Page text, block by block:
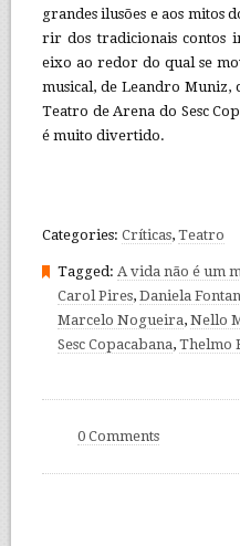
grandes ilusões e aos mitos
rir dos tradicionais contos
eixo ao redor do qual se
musical, de Leandro Muniz,
Teatro de Arena do Sesc
é muito divertido.
Categories: Críticas, Teatro
Tagged: A vida não é um
Carol Pires, Daniela Fontan
Marcelo Nogueira, Nello
Sesc Copacabana, Thelmo
0 Comments